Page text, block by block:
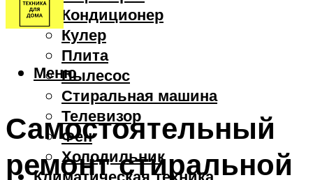
Кондиционер
Кулер
Плита
Пылесос
Стиральная машина
Телевизор
Фен
Холодильник
Меню
Самостоятельный
ремонт стиральной